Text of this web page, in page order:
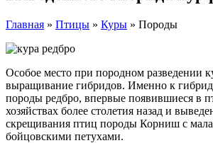
Главная » Птицы » Куры » Породы
Особое место при породном разведении
выращивание гибридов. Именно к
породы редбро, впервые появившиеся в
хозяйствах более столетия назад и
скрещивания птиц породы Корниш с
бойцовскими петухами.